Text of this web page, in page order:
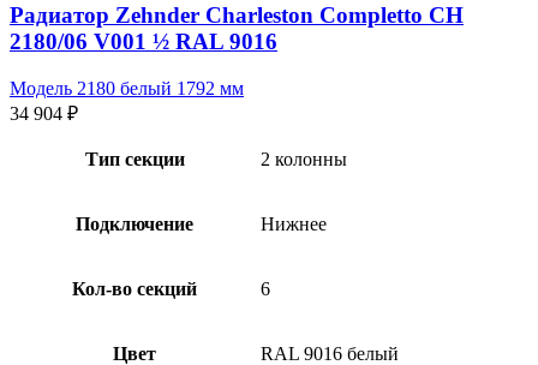
Радиатор Zehnder Charleston Completto CH
2180/06 V001 ½ RAL 9016
Модель 2180 белый 1792 мм
34 904 ₽
Тип секции 2 колонны
Подключение Нижнее
Кол-во секций 6
Цвет RAL 9016 белый